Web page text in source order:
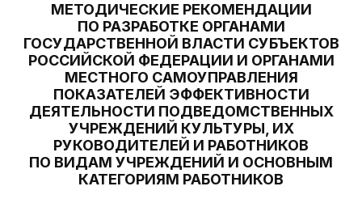
МЕТОДИЧЕСКИЕ РЕКОМЕНДАЦИИ
ПО РАЗРАБОТКЕ ОРГАНАМИ
ГОСУДАРСТВЕННОЙ ВЛАСТИ СУБЪЕКТОВ
РОССИЙСКОЙ ФЕДЕРАЦИИ И ОРГАНАМИ
МЕСТНОГО САМОУПРАВЛЕНИЯ
ПОКАЗАТЕЛЕЙ ЭФФЕКТИВНОСТИ
ДЕЯТЕЛЬНОСТИ ПОДВЕДОМСТВЕННЫХ
УЧРЕЖДЕНИЙ КУЛЬТУРЫ, ИХ
РУКОВОДИТЕЛЕЙ И РАБОТНИКОВ
ПО ВИДАМ УЧРЕЖДЕНИЙ И ОСНОВНЫМ
КАТЕГОРИЯМ РАБОТНИКОВ